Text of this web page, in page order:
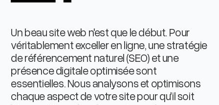
Un beau site web n'est que le début. Pour
véritablement exceller en ligne, une stratégie
de référencement naturel (SEO) et une
présence digitale optimisée sont
essentielles. Nous analysons et optimisons
chaque aspect de votre site pour qu'il soit